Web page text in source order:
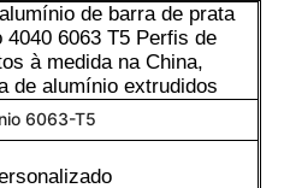
de barra de prata
4040 6063 T5 Perfis de
à medida na China,
de alumínio extrudidos
6063-T5